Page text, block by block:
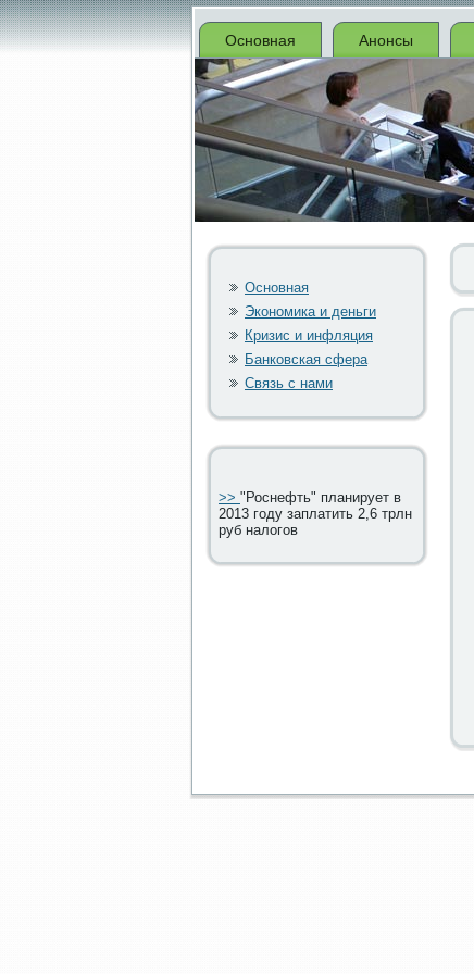
Основная Анонсы
Основная
Экономика и деньги
Кризис и инфляция
Банковская сфера
Связь с нами
>> "Роснефть" планирует в
2013 году заплатить 2,6 трлн
руб налогов